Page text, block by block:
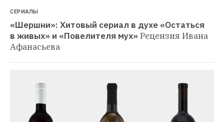
СЕРИАЛЫ
«Шершни»: Хитовый сериал в духе «Остаться
в живых» и «Повелителя мух» Рецензия Ивана
Афанасьева